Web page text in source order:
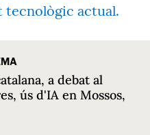
tecnològic actual.
a debat al
ús d'IA en Mossos,